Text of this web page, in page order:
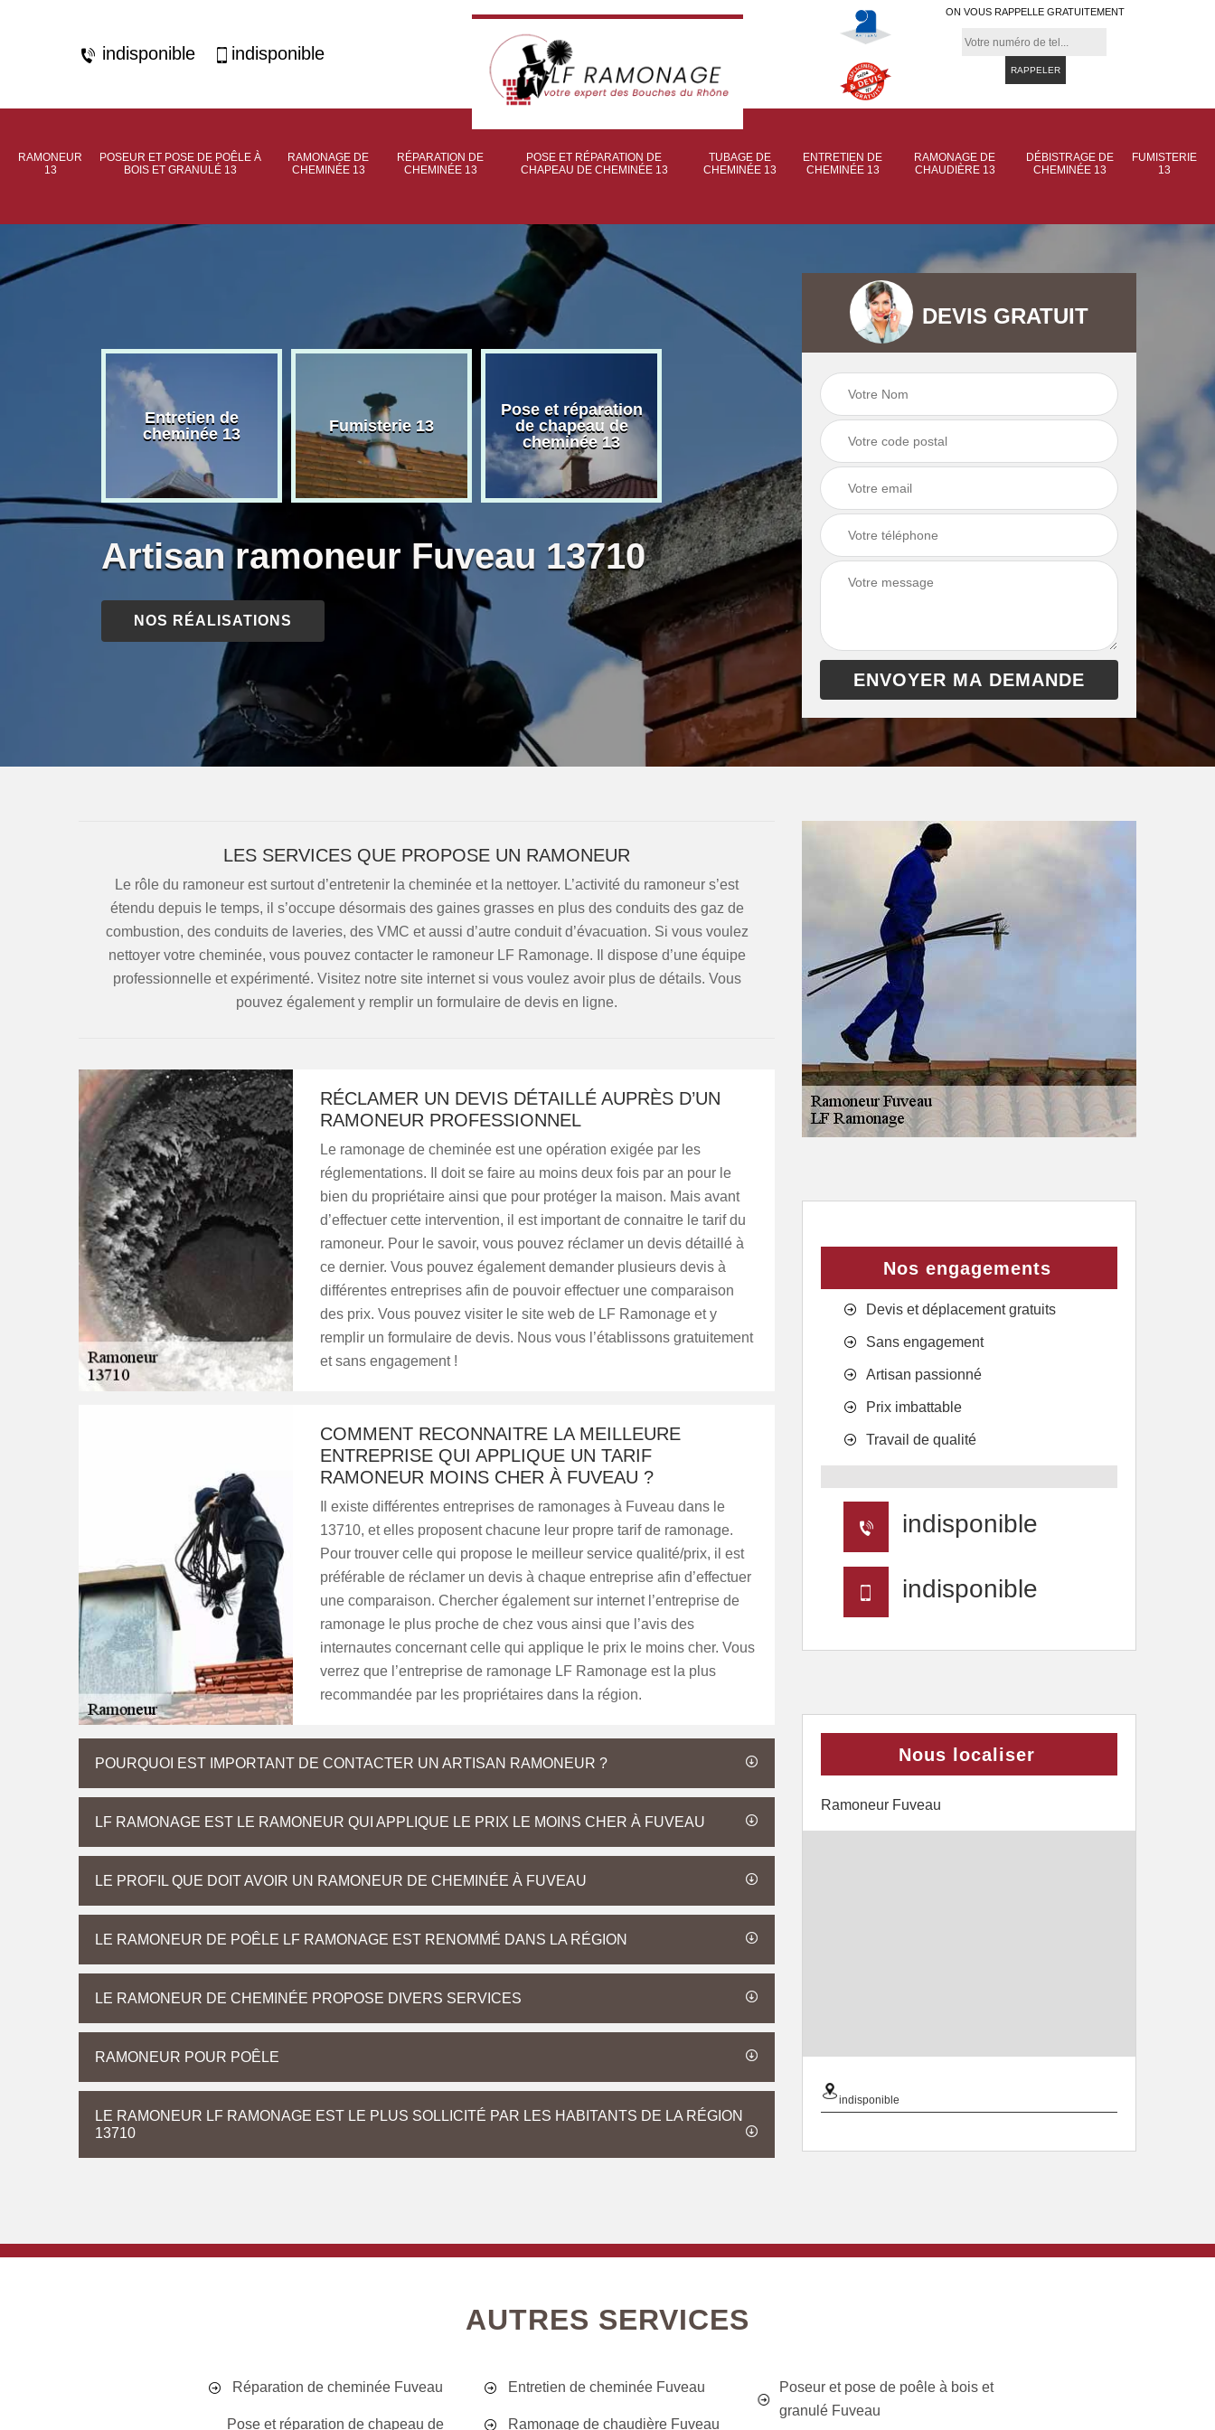
indisponible indisponible
ON VOUS RAPPELLE GRATUITEMENT
RAMONEUR
13
POSEUR ET POSE DE POÊLE À
BOIS ET GRANULÉ 13
RAMONAGE DE
CHEMINÉE 13
RÉPARATION DE
CHEMINÉE 13
POSE ET RÉPARATION DE
CHAPEAU DE CHEMINÉE 13
TUBAGE DE
CHEMINÉE 13
ENTRETIEN DE
CHEMINÉE 13
RAMONAGE DE
CHAUDIÈRE 13
DÉBISTRAGE DE
CHEMINÉE 13
FUMISTERIE
13
Entretien de
cheminée 13
Fumisterie 13
Pose et réparation
de chapeau de
cheminée 13
Poseur et pose de
Ramonage de
chaudière 13
Ramonage de
cheminée 13
Artisan ramoneur Fuveau 13710
NOS RÉALISATIONS
DEVIS GRATUIT
LES SERVICES QUE PROPOSE UN RAMONEUR
Le rôle du ramoneur est surtout d’entretenir la cheminée et la nettoyer. L’activité du ramoneur s’est
étendu depuis le temps, il s’occupe désormais des gaines grasses en plus des conduits des gaz de
combustion, des conduits de laveries, des VMC et aussi d’autre conduit d’évacuation. Si vous voulez
nettoyer votre cheminée, vous pouvez contacter le ramoneur LF Ramonage. Il dispose d’une équipe
professionnelle et expérimenté. Visitez notre site internet si vous voulez avoir plus de détails. Vous
pouvez également y remplir un formulaire de devis en ligne.
RÉCLAMER UN DEVIS DÉTAILLÉ AUPRÈS D’UN
RAMONEUR PROFESSIONNEL
Le ramonage de cheminée est une opération exigée par les
réglementations. Il doit se faire au moins deux fois par an pour le
bien du propriétaire ainsi que pour protéger la maison. Mais avant
d’effectuer cette intervention, il est important de connaitre le tarif du
ramoneur. Pour le savoir, vous pouvez réclamer un devis détaillé à
ce dernier. Vous pouvez également demander plusieurs devis à
différentes entreprises afin de pouvoir effectuer une comparaison
des prix. Vous pouvez visiter le site web de LF Ramonage et y
remplir un formulaire de devis. Nous vous l’établissons gratuitement
et sans engagement !
COMMENT RECONNAITRE LA MEILLEURE
ENTREPRISE QUI APPLIQUE UN TARIF
RAMONEUR MOINS CHER À FUVEAU ?
Il existe différentes entreprises de ramonages à Fuveau dans le
13710, et elles proposent chacune leur propre tarif de ramonage.
Pour trouver celle qui propose le meilleur service qualité/prix, il est
préférable de réclamer un devis à chaque entreprise afin d’effectuer
une comparaison. Chercher également sur internet l’entreprise de
ramonage le plus proche de chez vous ainsi que l’avis des
internautes concernant celle qui applique le prix le moins cher. Vous
verrez que l’entreprise de ramonage LF Ramonage est la plus
recommandée par les propriétaires dans la région.
POURQUOI EST IMPORTANT DE CONTACTER UN ARTISAN RAMONEUR ?
LF RAMONAGE EST LE RAMONEUR QUI APPLIQUE LE PRIX LE MOINS CHER À FUVEAU
LE PROFIL QUE DOIT AVOIR UN RAMONEUR DE CHEMINÉE À FUVEAU
LE RAMONEUR DE POÊLE LF RAMONAGE EST RENOMMÉ DANS LA RÉGION
LE RAMONEUR DE CHEMINÉE PROPOSE DIVERS SERVICES
RAMONEUR POUR POÊLE
LE RAMONEUR LF RAMONAGE EST LE PLUS SOLLICITÉ PAR LES HABITANTS DE LA RÉGION
13710
Nos engagements
Devis et déplacement gratuits
Sans engagement
Artisan passionné
Prix imbattable
Travail de qualité
indisponible
indisponible
Nous localiser
Ramoneur Fuveau
indisponible
AUTRES SERVICES
Réparation de cheminée Fuveau
Pose et réparation de chapeau de
Entretien de cheminée Fuveau
Ramonage de chaudière Fuveau
Poseur et pose de poêle à bois et
granulé Fuveau